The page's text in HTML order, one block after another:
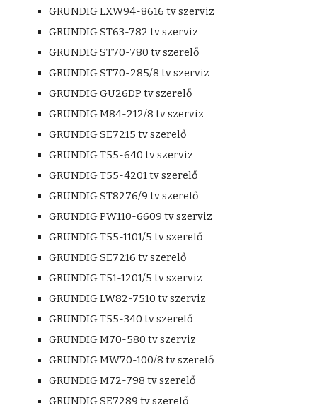
GRUNDIG LXW94-8616 tv szerviz
GRUNDIG ST63-782 tv szerviz
GRUNDIG ST70-780 tv szerelő
GRUNDIG ST70-285/8 tv szerviz
GRUNDIG GU26DP tv szerelő
GRUNDIG M84-212/8 tv szerviz
GRUNDIG SE7215 tv szerelő
GRUNDIG T55-640 tv szerviz
GRUNDIG T55-4201 tv szerelő
GRUNDIG ST8276/9 tv szerelő
GRUNDIG PW110-6609 tv szerviz
GRUNDIG T55-1101/5 tv szerelő
GRUNDIG SE7216 tv szerelő
GRUNDIG T51-1201/5 tv szerviz
GRUNDIG LW82-7510 tv szerviz
GRUNDIG T55-340 tv szerelő
GRUNDIG M70-580 tv szerviz
GRUNDIG MW70-100/8 tv szerelő
GRUNDIG M72-798 tv szerelő
GRUNDIG SE7289 tv szerelő